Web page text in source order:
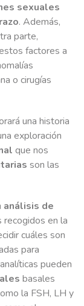
sexuales
. Además,
parte,
factores a
o cirugías
una historia
exploración
que nos
son las
análisis de
en la
cuáles son
para
pueden
basales
la FSH, LH y